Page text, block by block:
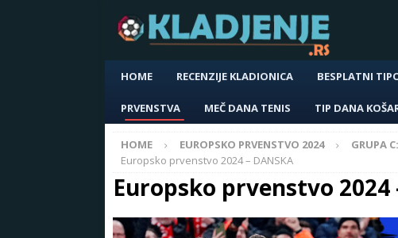
HOME RECENZIJE KLADIONICA BESPLATNI
PRVENSTVA MEČ DANA TENIS TIP DANA
HOME EUROPSKO PRVENSTVO 2024
GRUPA
Europsko prvenstvo 2024 – DANSKA
Europsko prvenstvo 2024